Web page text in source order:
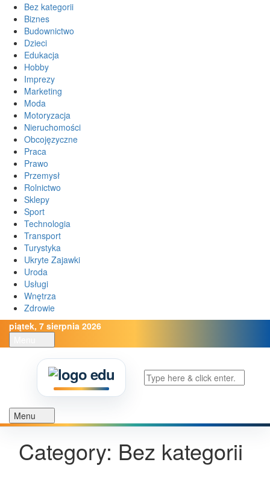
Bez kategorii
Biznes
Budownictwo
Dzieci
Edukacja
Hobby
Imprezy
Marketing
Moda
Motoryzacja
Nieruchomości
Obcojęzyczne
Praca
Prawo
Przemysł
Rolnictwo
Sklepy
Sport
Technologia
Transport
Turystyka
Ukryte Zajawki
Uroda
Usługi
Wnętrza
Zdrowie
piątek, 7 sierpnia 2026
Open
the
main
menu
Menu
Open
main
menu
Category: Bez kategorii